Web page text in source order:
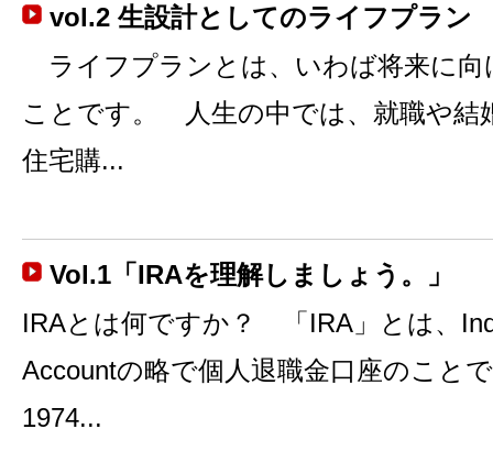
vol.2 生設計としてのライフプラン
ライフプランとは、いわば将来に向
ことです。 人生の中では、就職や結
住宅購...
Vol.1「IRAを理解しましょう。」
IRAとは何ですか？ 「IRA」とは、
Accountの略で個人退職金口座のこと
1974...